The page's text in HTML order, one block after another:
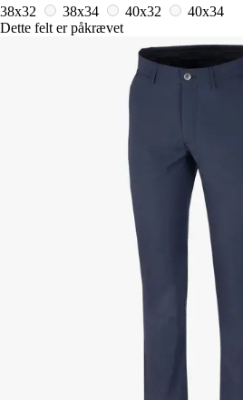
38x32
38x34 40x32
40x34
Dette felt er påkrævet